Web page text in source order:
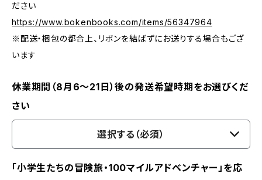
ださい
https://www.bokenbooks.com/items/56347964
※配送・梱包の都合上、リボンを結ばずにお送りする場合もござ
います
休業期間（8月6〜21日）後の発送希望時期をお選びくだ
さい
選択する（必須）
「小学生たちの冒険旅・100マイルアドベンチャー」を応